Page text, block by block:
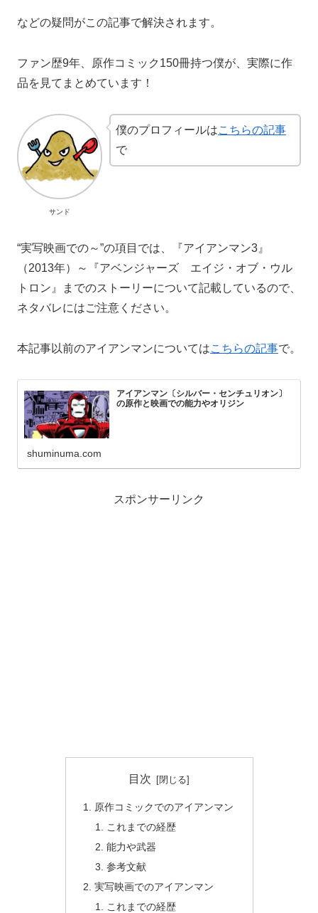
などの疑問がこの記事で解決されます。
ファン歴9年、原作コミック150冊持つ僕が、実際に作
品を見てまとめています！
サンド
僕のプロフィールはこちらの記事
で
“実写映画での～”の項目では、『アイアンマン3』
（2013年）～『アベンジャーズ エイジ・オブ・ウル
トロン』までのストーリーについて記載しているので、
ネタバレにはご注意ください。
本記事以前のアイアンマンについてはこちらの記事で。
アイアンマン〔シルバー・センチュリオン〕
の原作と映画での能力やオリジン
shuminuma.com
スポンサーリンク
目次
原作コミックでのアイアンマン
これまでの経歴
能力や武器
参考文献
実写映画でのアイアンマン
これまでの経歴